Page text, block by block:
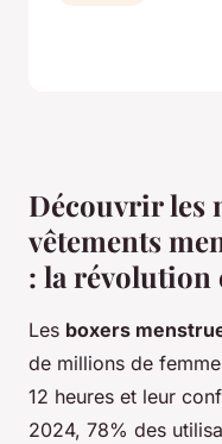
Découvrir les
vêtements
: la révolution
Les boxers
de millions de
12 heures et leur
2024, 78% des